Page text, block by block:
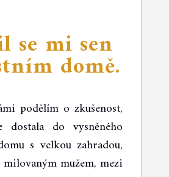
se mi sen
domě.
podělím o zkušenost,
dostala do vysněného
s velkou zahradou,
mužem, mezi